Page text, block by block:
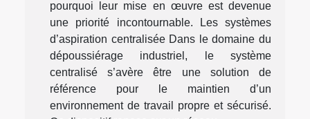
pourquoi leur mise en œuvre est devenue
une priorité incontournable. Les systèmes
d’aspiration centralisée Dans le domaine du
dépoussiérage industriel, le système
centralisé s’avère être une solution de
référence pour le maintien d’un
environnement de travail propre et sécurisé.